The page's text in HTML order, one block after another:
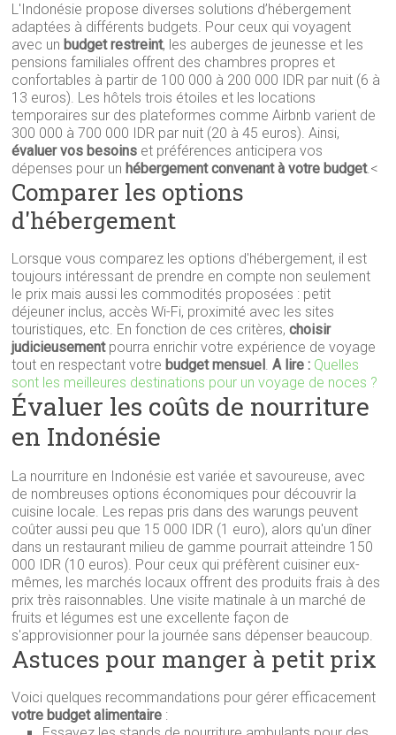
L'Indonésie propose diverses solutions d’hébergement
adaptées à différents budgets. Pour ceux qui voyagent
avec un budget restreint, les auberges de jeunesse et les
pensions familiales offrent des chambres propres et
confortables à partir de 100 000 à 200 000 IDR par nuit (6 à
13 euros). Les hôtels trois étoiles et les locations
temporaires sur des plateformes comme Airbnb varient de
300 000 à 700 000 IDR par nuit (20 à 45 euros). Ainsi,
évaluer vos besoins et préférences anticipera vos
dépenses pour un hébergement convenant à votre budget.<
Comparer les options
d'hébergement
Lorsque vous comparez les options d'hébergement, il est
toujours intéressant de prendre en compte non seulement
le prix mais aussi les commodités proposées : petit
déjeuner inclus, accès Wi-Fi, proximité avec les sites
touristiques, etc. En fonction de ces critères,choisir
judicieusementpourra enrichir votre expérience de voyage
tout en respectant votre budget mensuel.A lire : Quelles
sont les meilleures destinations pour un voyage de noces ?
Évaluer les coûts de nourriture
en Indonésie
La nourriture en Indonésie est variée et savoureuse, avec
de nombreuses options économiques pour découvrir la
cuisine locale. Les repas pris dans des warungs peuvent
coûter aussi peu que 15 000 IDR (1 euro), alors qu'un dîner
dans un restaurant milieu de gamme pourrait atteindre 150
000 IDR (10 euros). Pour ceux qui préfèrent cuisiner eux-
mêmes, les marchés locaux offrent des produits frais à des
prix très raisonnables. Une visite matinale à un marché de
fruits et légumes est une excellente façon de
s'approvisionner pour la journée sans dépenser beaucoup.
Astuces pour manger à petit prix
Voici quelques recommandations pour gérer efficacement
votre budget alimentaire :